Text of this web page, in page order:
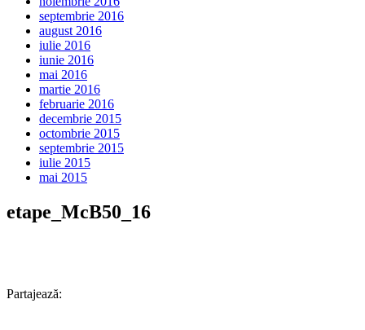
septembrie 2016
august 2016
iulie 2016
iunie 2016
mai 2016
martie 2016
februarie 2016
decembrie 2015
octombrie 2015
septembrie 2015
iulie 2015
mai 2015
etape_McB50_16
Partajează: